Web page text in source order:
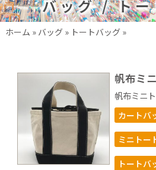
バッグ / トー
ホーム » バッグ» トートバッグ»
帆布ミ
帆布ミニ
カートバ
ミニトー
トートバ